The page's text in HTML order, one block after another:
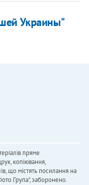
Украины"
пряме
копіювання,
що містять посилання на
Група", заборонено.